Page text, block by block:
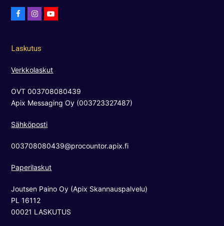
F
e
b
o
k
I
t
a
r
a
m
e
Laskutus
Verkkolaskut
OVT 003708080439
Apix Messaging Oy (003723327487)
Sähköposti
003708080439@procountor.apix.fi
Paperilaskut
Joutsen Paino Oy (Apix Skannauspalvelu)
PL 16112
00021 LASKUTUS